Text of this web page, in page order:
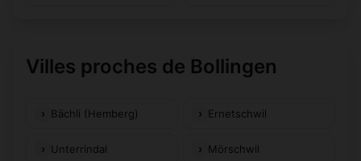
Villes proches de Bollingen
Bächli (Hemberg) Ernetschwil
Unterrindal Mörschwil